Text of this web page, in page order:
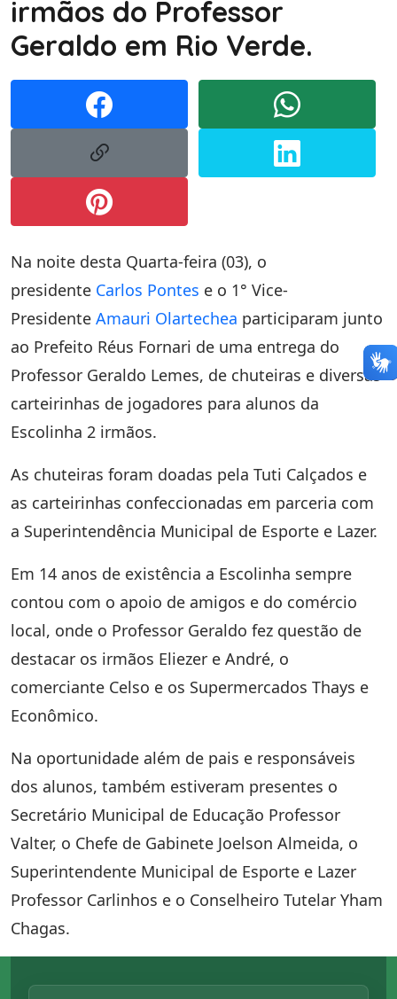
irmãos do Professor
Geraldo em Rio Verde.
Na noite desta Quarta-feira (03), o
presidente Carlos Pontes e o 1° Vice-
Presidente Amauri Olartechea participaram junto
ao Prefeito Réus Fornari de uma entrega do
Professor Geraldo Lemes, de chuteiras e diversas
carteirinhas de jogadores para alunos da
Escolinha 2 irmãos.
As chuteiras foram doadas pela Tuti Calçados e
as carteirinhas confeccionadas em parceria com
a Superintendência Municipal de Esporte e Lazer.
Em 14 anos de existência a Escolinha sempre
contou com o apoio de amigos e do comércio
local, onde o Professor Geraldo fez questão de
destacar os irmãos Eliezer e André, o
comerciante Celso e os Supermercados Thays e
Econômico.
Na oportunidade além de pais e responsáveis
dos alunos, também estiveram presentes o
Secretário Municipal de Educação Professor
Valter, o Chefe de Gabinete Joelson Almeida, o
Superintendente Municipal de Esporte e Lazer
Professor Carlinhos e o Conselheiro Tutelar Yham
Chagas.